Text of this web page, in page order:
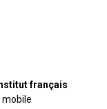
français